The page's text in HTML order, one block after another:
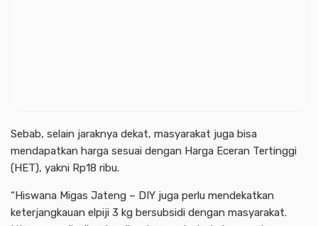
Sebab, selain jaraknya dekat, masyarakat juga bisa
mendapatkan harga sesuai dengan Harga Eceran Tertinggi
(HET), yakni Rp18 ribu.
“Hiswana Migas Jateng – DIY juga perlu mendekatkan
keterjangkauan elpiji 3 kg bersubsidi dengan masyarakat.